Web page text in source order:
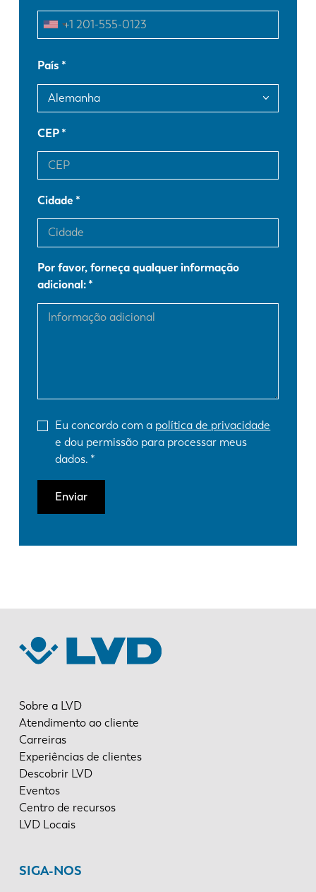
País
CEP
Cidade
Por favor, forneça qualquer informação
adicional:
Eu concordo com a política de privacidade
e dou permissão para processar meus
dados.
Enviar
Sobre a LVD
Atendimento ao cliente
Carreiras
Experiências de clientes
Descobrir LVD
Eventos
Centro de recursos
LVD Locais
SIGA-NOS
EN NL
FR EN-US
DE
ES PT-PT
PL SK
KO CN